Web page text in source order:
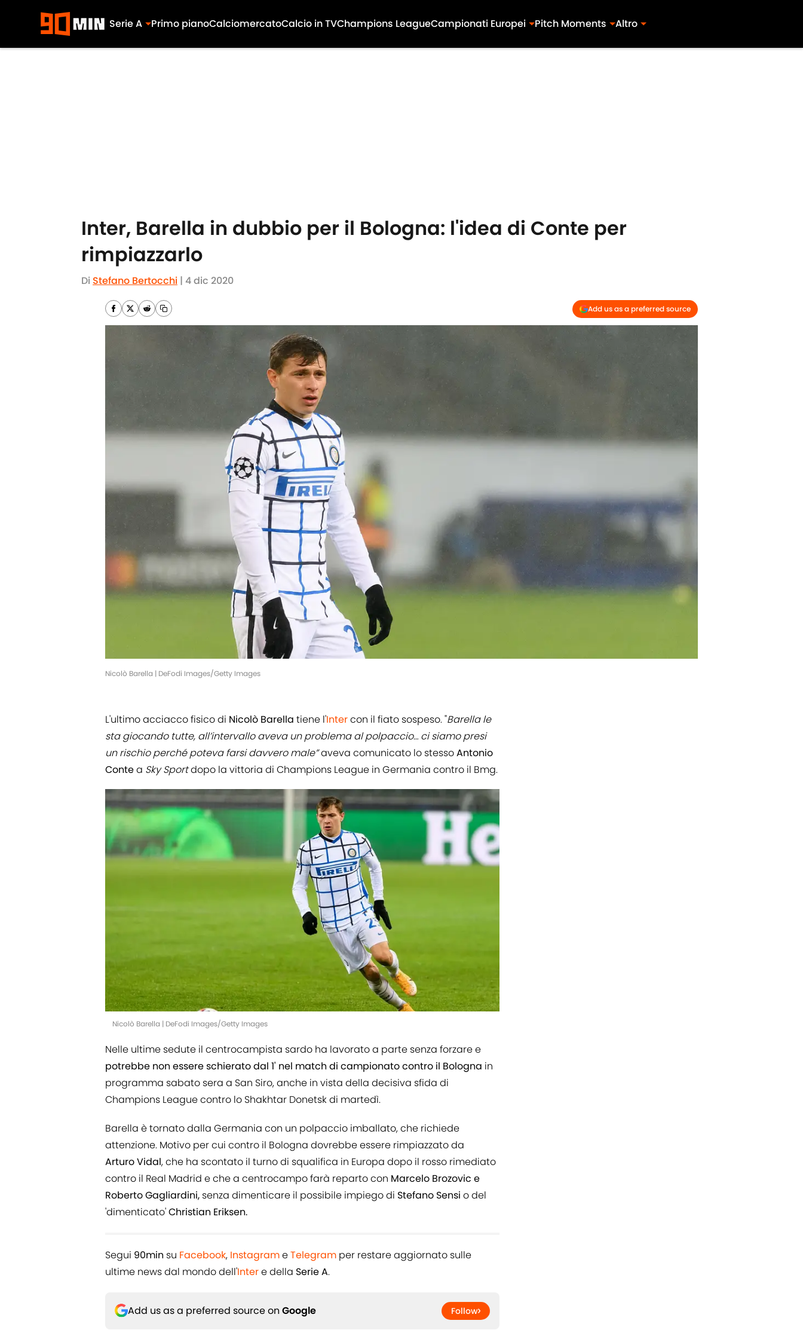
Serie A Primo pianoCalciomercatoCalcio in TVChampions LeagueCampionati Europei Pitch Moments Altro
Inter, Barella in dubbio per il Bologna: l'idea di Conte per
rimpiazzarlo
Di Stefano Bertocchi | 4 dic 2020
Add us as a preferred source
Nicolò Barella | DeFodi Images/Getty Images
L'ultimo acciacco fisico di Nicolò Barella tiene l'Intercon il fiato sospeso. "Barella le
sta giocando tutte, all’intervallo aveva un problema al polpaccio… ci siamo presi
un rischio perché poteva farsi davvero male”aveva comunicato lo stessoAntonio
Contea Sky Sportdopo la vittoria di Champions League in Germania contro il Bmg.
Nicolò Barella | DeFodi Images/Getty Images
Nelle ultime sedute il centrocampista sardo ha lavorato a parte senza forzare e
potrebbe non essere schierato dal 1' nel match di campionato contro il Bologna in
programma sabato sera a San Siro, anche in vista della decisiva sfida di
Champions League contro lo Shakhtar Donetsk di martedì.
Barella è tornato dalla Germania con un polpaccio imballato, che richiede
attenzione. Motivo per cui contro il Bologna dovrebbe essere rimpiazzato da
ArturoVidal, che ha scontato il turno di squalifica in Europa dopo il rosso rimediato
contro il Real Madrid e che a centrocampo farà reparto con Marcelo Brozovic e
Roberto Gagliardini, senza dimenticare il possibile impiego di Stefano Sensi o del
'dimenticato'Christian Eriksen.
Segui 90min su Facebook, InstagrameTelegram per restare aggiornato sulle
ultime news dal mondo dell'Intere della Serie A.
Add us as a preferred source on Google Follow